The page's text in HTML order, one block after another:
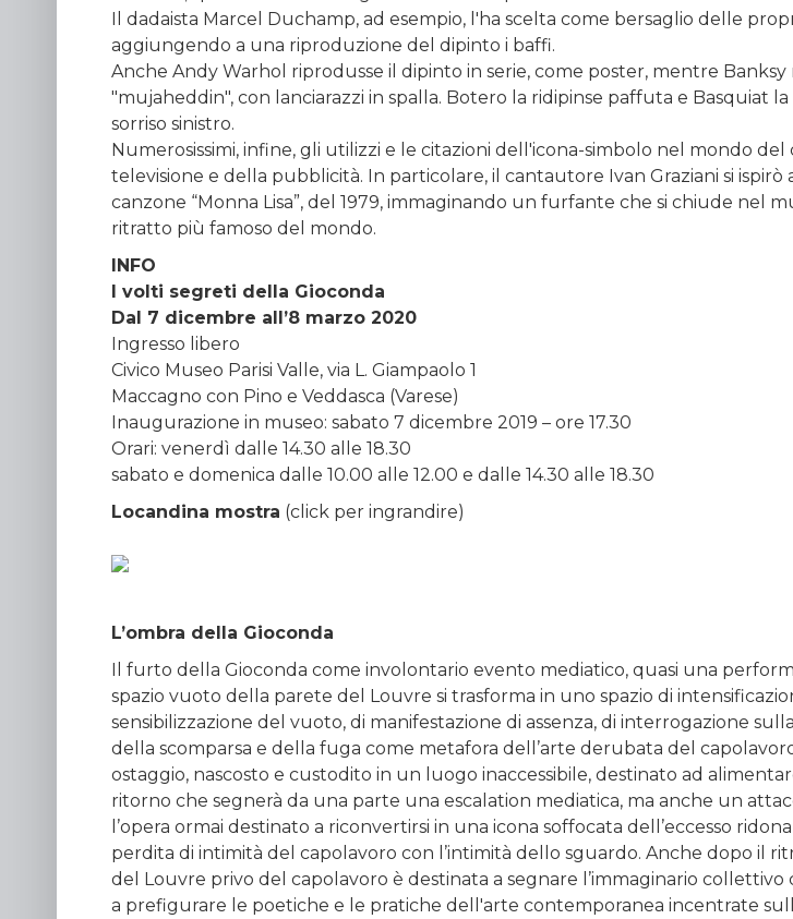
Il dadaista Marcel Duchamp, ad esempio, l'ha scelta come bersaglio delle
aggiungendo a una riproduzione del dipinto i baffi.
Anche Andy Warhol riprodusse il dipinto in serie, come poster, mentre Banksy
"mujaheddin", con lanciarazzi in spalla. Botero la ridipinse paffuta e Basquiat
sorriso sinistro.
Numerosissimi, infine, gli utilizzi e le citazioni dell'icona-simbolo nel mondo del
televisione e della pubblicità. In particolare, il cantautore Ivan Graziani si
canzone “Monna Lisa”, del 1979, immaginando un furfante che si chiude nel
ritratto più famoso del mondo.
INFO
I volti segreti della Gioconda
Dal 7 dicembre all’8 marzo 2020
Ingresso libero
Civico Museo Parisi Valle, via L. Giampaolo 1
Maccagno con Pino e Veddasca (Varese)
Inaugurazione in museo: sabato 7 dicembre 2019 – ore 17.30
Orari: venerdì dalle 14.30 alle 18.30
sabato e domenica dalle 10.00 alle 12.00 e dalle 14.30 alle 18.30
Locandina mostra (click per ingrandire)
L’ombra della Gioconda
Il furto della Gioconda come involontario evento mediatico, quasi una
spazio vuoto della parete del Louvre si trasforma in uno spazio di
sensibilizzazione del vuoto, di manifestazione di assenza, di interrogazione
della scomparsa e della fuga come metafora dell’arte derubata del
ostaggio, nascosto e custodito in un luogo inaccessibile, destinato ad
ritorno che segnerà da una parte una escalation mediatica, ma anche un
l’opera ormai destinato a riconvertirsi in una icona soffocata dell’eccesso
perdita di intimità del capolavoro con l’intimità dello sguardo. Anche dopo il
del Louvre privo del capolavoro è destinata a segnare l’immaginario collettivo
a prefigurare le poetiche e le pratiche dell'arte contemporanea incentrate